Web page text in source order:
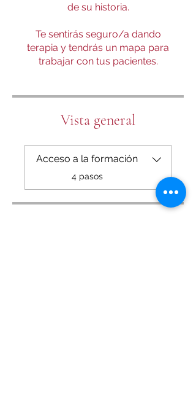
de su historia.
Te sentirás seguro/a dando
terapia y tendrás un mapa para
trabajar con tus pacientes.
Vista general
Acceso a la formación
.
4 pasos